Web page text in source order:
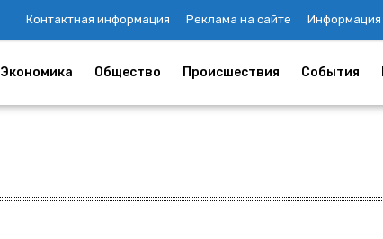
Контактная информация Реклама на сайте Информация
Экономика Общество Происшествия События